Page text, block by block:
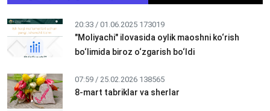
20:33 / 01.06.2025 173019
"Moliyachi" ilovasida oylik maoshni ko‘rish
bo‘limida biroz o‘zgarish bo‘ldi
07:59 / 25.02.2026 138565
8-mart tabriklar va sherlar